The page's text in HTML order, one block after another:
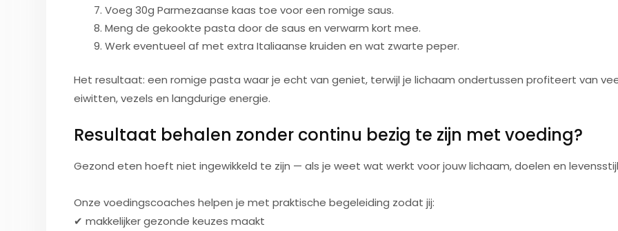
Voeg 30g Parmezaanse kaas toe voor een romige saus.
Meng de gekookte pasta door de saus en verwarm kort mee.
Werk eventueel af met extra Italiaanse kruiden en wat zwarte peper.
Het resultaat: een romige pasta waar je echt van geniet, terwijl je lichaam ondertussen profiteert van
eiwitten, vezels en langdurige energie.
Resultaat behalen zonder continu bezig te zijn met voeding?
Gezond eten hoeft niet ingewikkeld te zijn — als je weet wat werkt voor jouw lichaam, doelen en
Onze voedingscoaches helpen je met praktische begeleiding zodat jij:
✔ makkelijker gezonde keuzes maakt